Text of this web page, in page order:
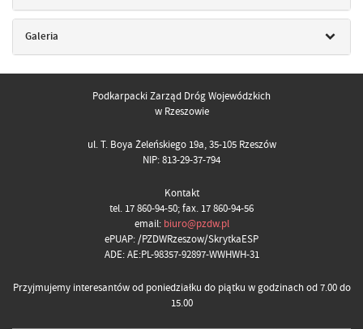
Galeria
Podkarpacki Zarząd Dróg Wojewódzkich
w Rzeszowie
ul. T. Boya Żeleńskiego 19a, 35-105 Rzeszów
NIP: 813-29-37-794
Kontakt
tel. 17 860-94-50; fax. 17 860-94-56
email: biuro@pzdw.pl
ePUAP: /PZDWRzeszow/SkrytkaESP
ADE: AE:PL-98357-92897-WWHWH-31
Przyjmujemy interesantów od poniedziałku do piątku w godzinach od 7.00 do
15.00